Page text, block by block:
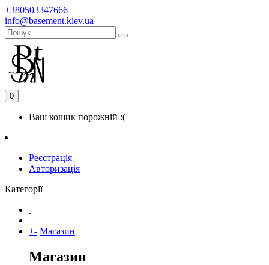
+380503347666
info@basement.kiev.ua
0
Ваш кошик порожній :(
Реєстрація
Авторизація
Категорії
+- Магазин
Магазин